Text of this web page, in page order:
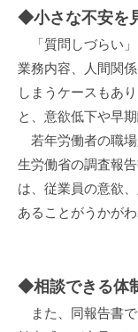
◆小さな不安を
「質問しづらい」
業務内容、人間関
しまうケースもあ
と、意欲低下や早
若年労働者の職場
生労働省の調査報
は、従業員の意欲
あることがうかが
◆相談できる体
また、同報告書